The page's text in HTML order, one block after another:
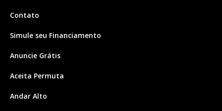
Contato
Simule seu Financiamento
Anuncie Grátis
Aceita Permuta
Andar Alto